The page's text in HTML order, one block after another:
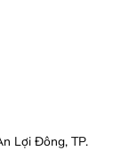
Lợi Đông, TP.